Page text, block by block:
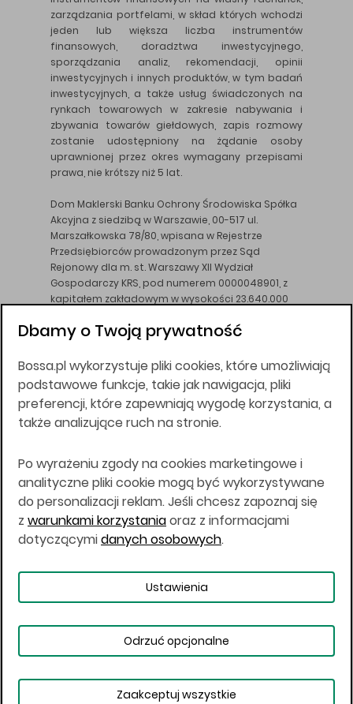
zarządzania portfelami, w skład których wchodzi
jeden lub większa liczba instrumentów
finansowych, doradztwa inwestycyjnego,
sporządzania analiz, rekomendacji, opinii
inwestycyjnych i innych produktów, w tym badań
inwestycyjnych, a także usług świadczonych na
rynkach towarowych w zakresie nabywania i
zbywania towarów giełdowych, zapis rozmowy
zostanie udostępniony na żądanie osoby
uprawnionej przez okres wymagany przepisami
prawa, nie krótszy niż 5 lat.
Dom Maklerski Banku Ochrony Środowiska Spółka
Akcyjna z siedzibą w Warszawie, 00-517 ul.
Marszałkowska 78/80, wpisana w Rejestrze
Przedsiębiorców prowadzonym przez Sąd
Rejonowy dla m. st. Warszawy XII Wydział
Gospodarczy KRS, pod numerem 0000048901, z
kapitałem zakładowym w wysokości 23.640.000
DM BOŚ działa na podstawie zezwolenia KNF z dnia
Wszelkie informacje na niniejszej stronie w tym
informacje o produktach inwestycyjnych nie są
kierowane do osób mających miejsce
zamieszkania lub pobytu w Stanach
Japonii, ani w dowolnej innej jurysdykcji, w której
taki materiał byłby sprzeczny z prawem lub w
których zgodne z prawem nabycie produktów
inwestycyjnych nie jest możliwe lub w której nie
jest możliwe złożenie oferty. Prawa obowiązujące
w danej jurysdykcji określają, czy jest możliwe
nabycie poszczególnych produktów
Copyright © 2026 BOŚ | BOSSA.PL
Warunki korzystania
Dane osobowe
Dbamy o Twoją prywatność
Bossa.pl wykorzystuje pliki cookies, które umożliwiają
podstawowe funkcje, takie jak nawigacja, pliki
preferencji, które zapewniają wygodę korzystania, a
także analizujące ruch na stronie.
Po wyrażeniu zgody na cookies marketingowe i
analityczne pliki cookie mogą być wykorzystywane
do personalizacji reklam. Jeśli chcesz zapoznaj się
z warunkami korzystaniaoraz z informacjami
dotyczącymidanych osobowych.
Ustawienia
Odrzuć opcjonalne
Zaakceptuj wszystkie